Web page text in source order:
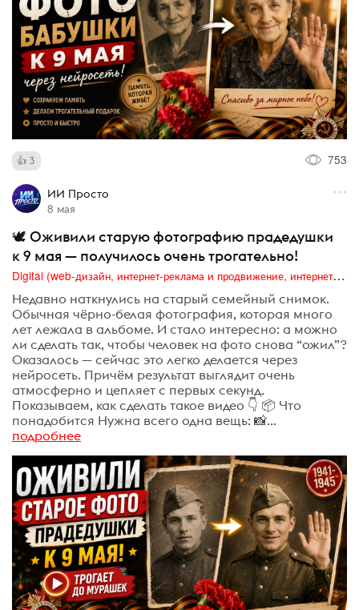
3 753
ИИ Просто
8 мая
🕊 Оживили старую фотографию прадедушки
к 9 мая — получилось очень трогательно!
Digital (web-дизайн, интернет-реклама и продвижение, интернет-сообщества и блоги, интернет-коммуникации, мобильный маркетинг, реклама на цифровых экранах)
Недавно наткнулись на старый семейный снимок.
Обычная чёрно-белая фотография, которая много
лет лежала в альбоме. И стало интересно: а можно
ли сделать так, чтобы человек на фото снова “ожил”?
Оказалось — сейчас это легко делается через
нейросеть. Причём результат выглядит очень
атмосферно и цепляет с первых секунд.
Показываем, как сделать такое видео 👇 📦 Что
понадобится Нужна всего одна вещь: 📸...
подробнее